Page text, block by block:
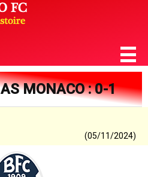
MONACO : 0-1
(05/11/2024)